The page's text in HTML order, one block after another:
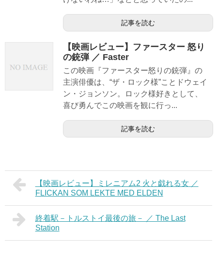
記事を読む
【映画レビュー】ファースター 怒り
の銃弾 ／ Faster
この映画『ファースター怒りの銃弾』の
主演俳優は、“ザ・ロック様”ことドウェイ
ン・ジョンソン。ロック様好きとして、
喜び勇んでこの映画を観に行っ...
記事を読む
【映画レビュー】ミレニアム2 火と戯れる女 ／
FLICKAN SOM LEKTE MED ELDEN
終着駅－トルストイ最後の旅－ ／ The Last
Station